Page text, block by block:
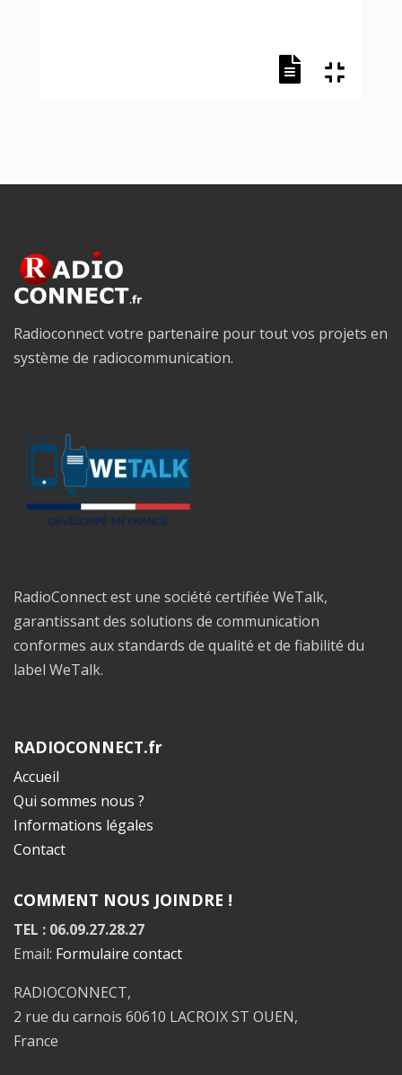
Radioconnect votre partenaire pour tout vos projets en
système de radiocommunication.
RadioConnect est une société certifiée WeTalk,
garantissant des solutions de communication
conformes aux standards de qualité et de fiabilité du
label WeTalk.
RADIOCONNECT.fr
Accueil
Qui sommes nous ?
Informations légales
Contact
COMMENT NOUS JOINDRE !
TEL : 06.09.27.28.27
Email: Formulaire contact
RADIOCONNECT,
2 rue du carnois 60610 LACROIX ST OUEN,
France